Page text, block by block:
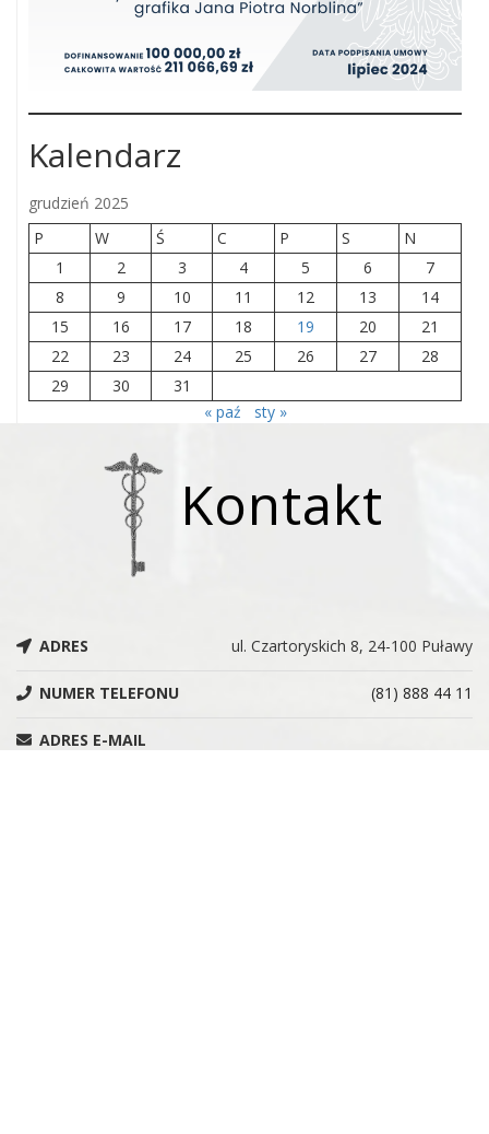
Kalendarz
grudzień 2025
P
W Ś C P S
N
1
2 3 4 5 6
7
8
9 10 11 12 13
14
15
16 17 18 19 20
21
22
23 24 25 26 27
28
29
30
31
« paź
sty »
Kontakt
ADRES ul. Czartoryskich 8, 24-100 Puławy
NUMER TELEFONU (81) 888 44 11
ADRES E-MAIL